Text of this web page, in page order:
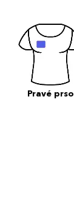
Pravé prso